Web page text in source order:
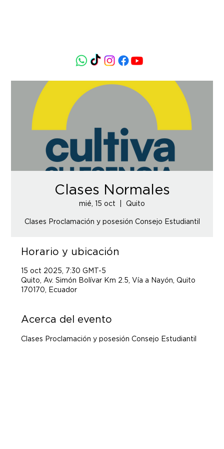
Clases Normales
mié, 15 oct Quito
Clases Proclamación y posesión Consejo Estudiantil
Horario y ubicación
15 oct 2025, 7:30 GMT-5
Quito, Av. Simón Bolívar Km 2.5, Vía a Nayón, Quito
170170, Ecuador
Acerca del evento
Clases Proclamación y posesión Consejo Estudiantil